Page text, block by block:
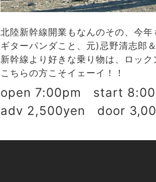
北陸新幹線開業もなんのその、今
ギターパンダこと、元)忌野清志郎
新幹線より好きな乗り物は、ロッ
こちらの方こそイェーイ！！
open 7:00pm start
adv 2,500yen door